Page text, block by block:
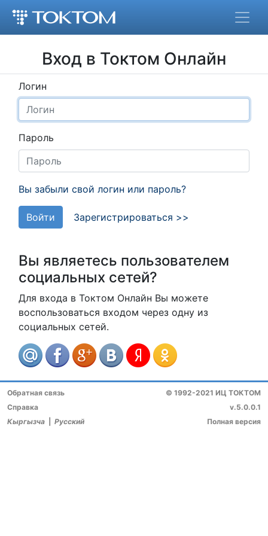
Вход в Токтом Онлайн
Логин
Пароль
Вы забыли свой логин или пароль?
Войти Зарегистрироваться >>
Вы являетесь пользователем
социальных сетей?
Для входа в Токтом Онлайн Вы можете
воспользоваться входом через одну из
социальных сетей.
© 1992-2021 ИЦ ТОКТОМ
v.5.0.0.1
Полная версия
Обратная связь
Справка
Кыргызча
Русский